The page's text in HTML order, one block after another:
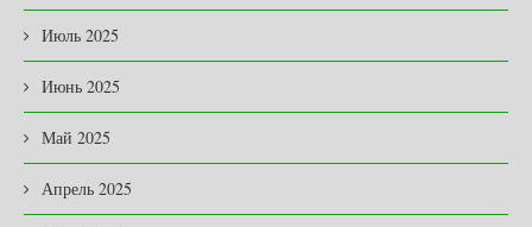
Июль 2025
Июнь 2025
Май 2025
Апрель 2025